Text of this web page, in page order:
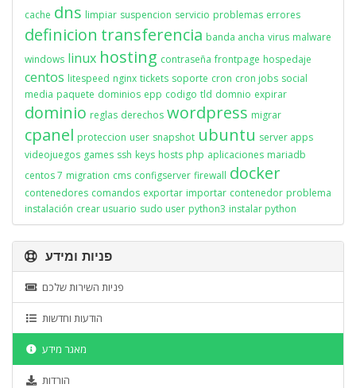
cache dns limpiar suspencion servicio problemas errores
definicion transferencia banda ancha virus malware
windows linux hosting contraseña frontpage hospedaje
centos litespeed nginx tickets soporte cron cron jobs social
media paquete dominios epp codigo tld domnio expirar
dominio reglas derechos wordpress migrar
cpanel proteccion user snapshot ubuntu server apps
videojuegos games ssh keys hosts php aplicaciones mariadb
centos 7 migration cms configserver firewall docker
contenedores comandos exportar importar contenedor problema
instalación crear usuario sudo user python3 instalar python
פניות ומידע
פניות השירות שלכם
הודעות וחדשות
מאגר מידע
הורדות